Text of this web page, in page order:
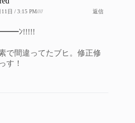
11日 / 3:15 PM//// 返信
ﾝ!!!!!
で間違ってたブヒ。修正修
す！